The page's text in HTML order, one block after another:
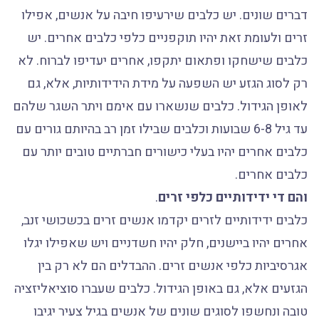
דברים שונים. יש כלבים שירעיפו חיבה על אנשים, אפילו
זרים ולעומת זאת יהיו תוקפניים כלפי כלבים אחרים. יש
כלבים שישחקו ופתאום יתקפו, אחרים יעדיפו לברוח. לא
רק לסוג הגזע יש השפעה על מידת הידידותיות, אלא, גם
לאופן הגידול. כלבים שנשארו עם אימם ויתר השגר שלהם
עד גיל 6-8 שבועות וכלבים שבילו זמן רב בהיותם גורים עם
כלבים אחרים יהיו בעלי כישורים חברתיים טובים יותר עם
כלבים אחרים.
והם די ידידותיים כלפי זרים.
כלבים ידידותיים לזרים יקדמו אנשים זרים בכשכושי זנב,
אחרים יהיו ביישנים, חלק יהיו חשדניים ויש שאפילו יגלו
אגרסיביות כלפי אנשים זרים. ההבדלים הם לא רק בין
הגזעים אלא, גם באופן הגידול. כלבים שעברו סוציאליזציה
טובה ונחשפו לסוגים שונים של אנשים בגיל צעיר יגיבו